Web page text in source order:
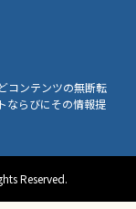
コンテンツの無断転
ならびにその情報提
Reserved.